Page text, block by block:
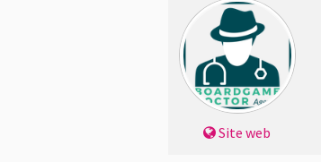
Site web